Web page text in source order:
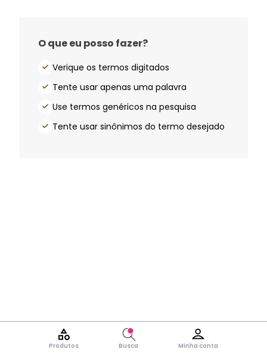
Produtos Busca Minha conta
O que eu posso fazer?
Verique os termos digitados
Tente usar apenas uma palavra
Use termos genéricos na pesquisa
Tente usar sinônimos do termo desejado